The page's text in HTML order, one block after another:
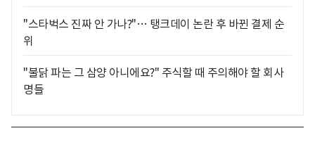
"스타벅스 진짜 안 가나?"… 탱크데이 논란 후 바뀐 결제 순
위
"불닭 파는 그 삼양 아니에요?" 주식할 때 주의해야 할 회사
명들